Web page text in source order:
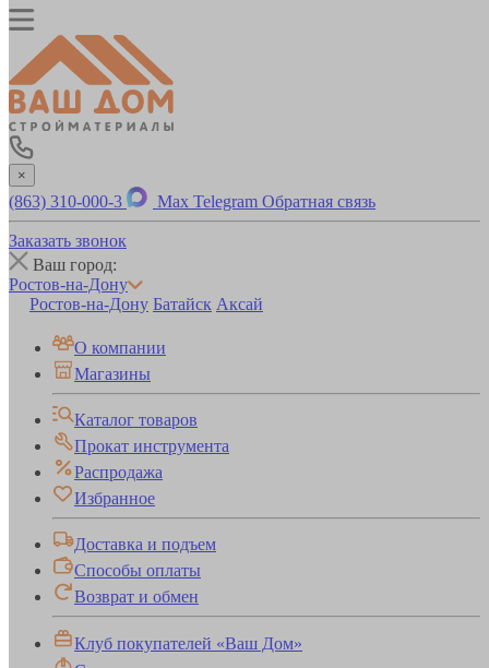
×
(863) 310-000-3 Max Telegram Обратная связь
Заказать звонок
Ваш город:
Ростов-на-Дону
Ростов-на-Дону Батайск Аксай
О компании
Магазины
Каталог товаров
Прокат инструмента
Распродажа
Избранное
Доставка и подъем
Способы оплаты
Возврат и обмен
Клуб покупателей «Ваш Дом»